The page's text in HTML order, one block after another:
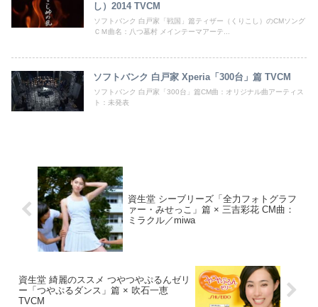
し）2014 TVCM
ソフトバンク 白戸家「戦国」篇ティザー（くりこし）のCMソング
ＣＭ曲名：八つ墓村 メインテーマアーテ...
ソフトバンク 白戸家 Xperia「300台」篇 TVCM
ソフトバンク 白戸家「300台」篇CM曲：オリジナル曲アーティス
ト：未発表
資生堂 シーブリーズ「全力フォトグラフ
ァー・みせっこ」篇 × 三吉彩花 CM曲：
ミラクル／miwa
資生堂 綺麗のススメ つやつやぷるんゼリ
ー「つやぷるダンス」篇 × 吹石一恵
TVCM